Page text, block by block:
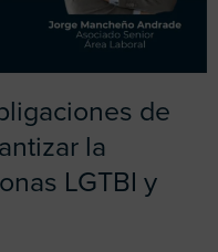
de
la
LGTBI y